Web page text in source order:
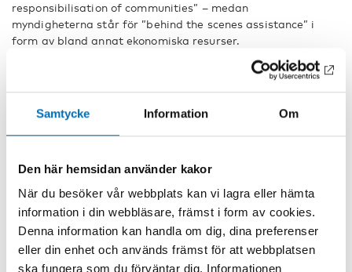
Samtycke Information Om
Den här hemsidan använder kakor
När du besöker vår webbplats kan vi lagra eller hämta
information i din webbläsare, främst i form av cookies.
Denna information kan handla om dig, dina preferenser
eller din enhet och används främst för att webbplatsen
ska fungera som du förväntar dig. Informationen
responsibilisation of communities” – medan
myndigheterna står för ”behind the scenes assistance” i
form av bland annat ekonomiska resurser.
Diskursen om katmissbruk i rapporterna överbetonar de
kulturella eller etniska aspekterna (som dessutom
katmissbruk) och därför underbetonar aspekter kopplade
till framförallt klass (marginalisering och social
använder kat). På så sätt framstår katmissbruk som ett
Aleksandra Ålund s ord. Detta kan vara en av
förklaringarna till varför kultur i diskursen framhålls som
dels problemet i sig (kat är något kulturellt) samt som
lösningen på problemet (kulturell kompetens). Det vi till
vardags kan kalla kulturella aspekter av